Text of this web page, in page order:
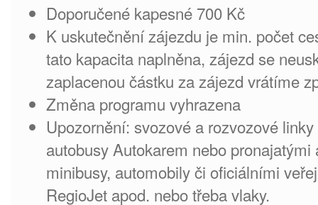
Doporučené kapesné 700 Kč
K uskutečnění zájezdu je min. počet
tato kapacita naplněna, zájezd se
zaplacenou částku za zájezd vrátíme
Změna programu vyhrazena
Upozornění: svozové a rozvozové
autobusy Autokarem nebo
minibusy, automobily či oficiálními
RegioJet apod. nebo třeba vlaky.